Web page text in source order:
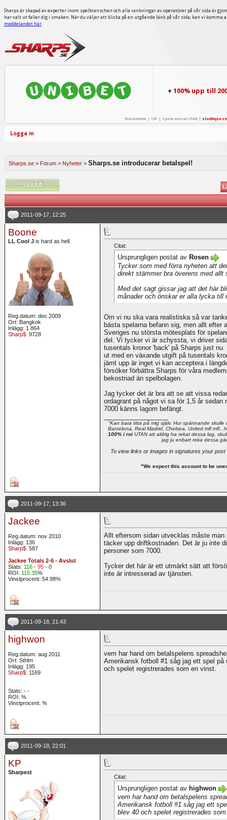
Sharps är skapad av experter inom spelbranschen och alla rankningar av operatörer på vår sida är
har valt ut faller dig i smaken. När du väljer att klicka på en utgående länk på vår sida, kan vi
meddelandet här.
+100% upp till
Reklamlänk | 18+ | Spela ansvarsfullt | stodlinjen.se
Logga in
Sharps.se > Forum > Nyheter > Sharps.se introducerar betalspel!
2011-09-17, 12:25
Boone
LL Cool J is hard as hell.
Reg.datum: dec 2009
Ort: Bangkok
Inlägg: 1 864
Sharp$: 9728
Citat:
Ursprungligen postat av Rosen
Tycker som med förra nyheten att
direkt stämmer bra överens med
Med det sagt gissar jag att det här
månader och önskar er alla lycka till
Om vi nu ska vara realistiska så var
bästa spelarna befann sig, men allt
Sveriges nu största mötesplats för
del. Vi tycker vi är schyssta, vi driver
tusentals kronor 'back' på Sharps just
ut med en växande utgift på tusentals
jämt upp är inget vi kan acceptera i
försöker förbättra Sharps för våra
bekostnad än spelbolagen.
Jag tycker det är bra att se att vissa
ordagrant på något vi sa för 1,5 år
7000 känns lagom befängt.
"Kan bara titta på mig själv. Hur spännande
Barcelona, Real Madrid, Chelsea, United mfl
100% i roi UTAN att aldrig ha rekat dessa lag,
jag ju enbart reka dessa
To view links or images in signatures your
"We expect this account to be
2011-09-17, 13:36
Jackee
Reg.datum: nov 2010
Inlägg: 136
Sharp$: 587
Jackee Totals 2-6 - Avslut
Stats: 116 - 95 - 0
ROI: 115.35%
Vinstprocent: 54.98%
Allt eftersom sidan utvecklas måste
täcker upp driftkostnaden. Det är ju inte
personer som 7000.
Tycker det här är ett utmärkt sätt att
inte är intresserad av tjänsten.
2011-09-18, 21:43
highwon
Reg.datum: aug 2011
Ort: Sthlm
Inlägg: 195
Sharp$: 1169
Stats: - -
ROI: %
Vinstprocent: %
vem har hand om betalspelens
Amerikansk fotboll #1 såg jag ett spel
och spelet registrerades som en vinst.
2011-09-18, 22:01
KP
Sharpest
Citat:
Ursprungligen postat av highwon
vem har hand om betalspelens
Amerikansk fotboll #1 såg jag ett
blev 40 och spelet registrerades